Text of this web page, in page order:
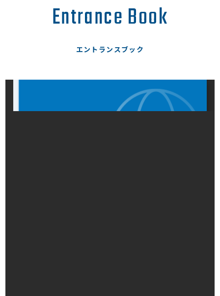
Entrance Book
エントランスブック